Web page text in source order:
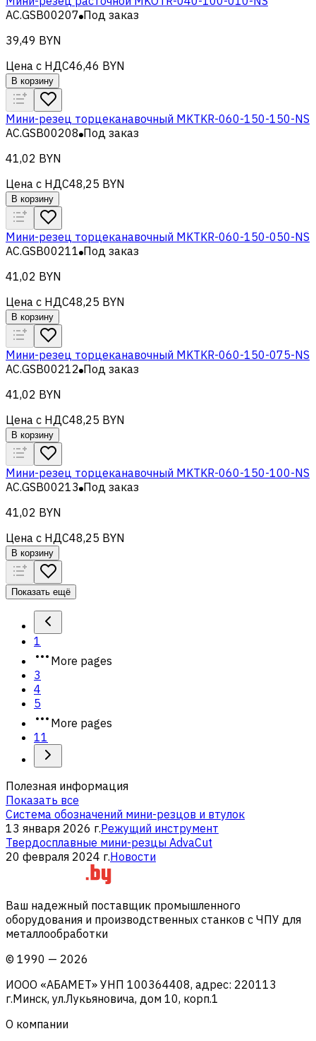
AC.GSB00207 Под заказ
39,49 BYN
Цена с НДС46,46 BYN
В корзину
Мини-резец торцеканавочный MKTKR-060-150-150-NS
AC.GSB00208 Под заказ
41,02 BYN
Цена с НДС48,25 BYN
В корзину
Мини-резец торцеканавочный MKTKR-060-150-050-NS
AC.GSB00211 Под заказ
41,02 BYN
Цена с НДС48,25 BYN
В корзину
Мини-резец торцеканавочный MKTKR-060-150-075-NS
AC.GSB00212 Под заказ
41,02 BYN
Цена с НДС48,25 BYN
В корзину
Мини-резец торцеканавочный MKTKR-060-150-100-NS
AC.GSB00213 Под заказ
41,02 BYN
Цена с НДС48,25 BYN
В корзину
Показать ещё
1
More pages
3
4
5
More pages
11
Полезная информация
Показать все
Система обозначений мини-резцов и втулок
13 января 2026 г.Режущий инструмент
Твердосплавные мини-резцы AdvaCut
20 февраля 2024 г.Новости
Ваш надежный поставщик промышленного
оборудования и производственных станков с ЧПУ для
металлообработки
© 1990 — 2026
ИООО «АБАМЕТ» УНП 100364408, адрес: 220113
г.Минск, ул.Лукьяновича, дом 10, корп.1
О компании